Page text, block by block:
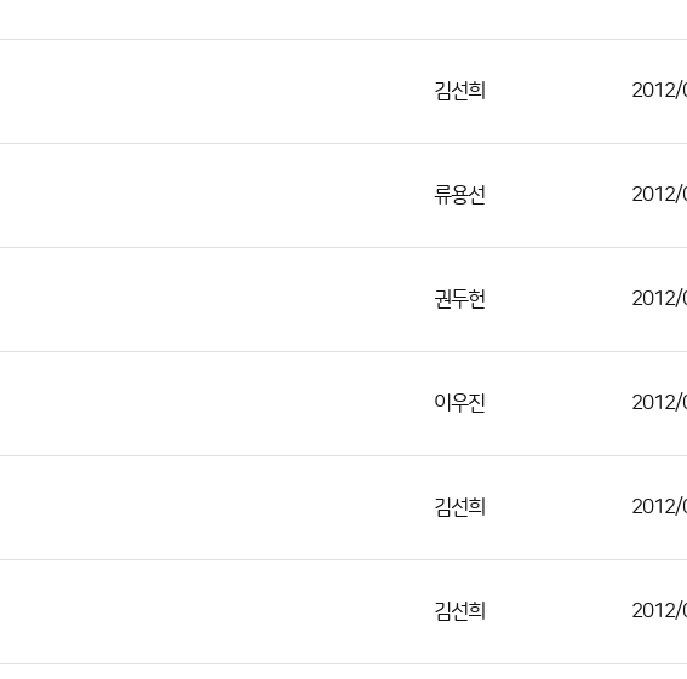
김선희 2012/
류용선 2012/
권두헌 2012/
이우진 2012/
김선희 2012/
김선희 2012/